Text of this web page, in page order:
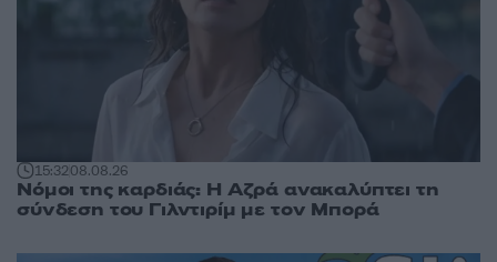
15:3208.08.26
Νόμοι της καρδιάς: Η Αζρά ανακαλύπτει τη
σύνδεση του Γιλντιρίμ με τον Μπορά